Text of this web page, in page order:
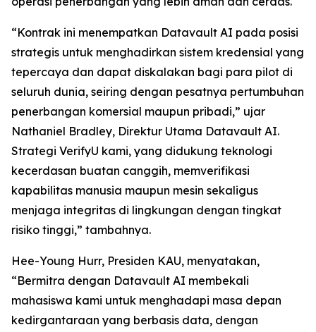
“Kontrak ini menempatkan Datavault AI pada posisi
strategis untuk menghadirkan sistem kredensial yang
tepercaya dan dapat diskalakan bagi para pilot di
seluruh dunia, seiring dengan pesatnya pertumbuhan
penerbangan komersial maupun pribadi,” ujar
Nathaniel Bradley, Direktur Utama Datavault AI.
Strategi VerifyU kami, yang didukung teknologi
kecerdasan buatan canggih, memverifikasi
kapabilitas manusia maupun mesin sekaligus
menjaga integritas di lingkungan dengan tingkat
risiko tinggi,” tambahnya.
Hee-Young Hurr, Presiden KAU, menyatakan,
“Bermitra dengan Datavault AI membekali
mahasiswa kami untuk menghadapi masa depan
kedirgantaraan yang berbasis data, dengan